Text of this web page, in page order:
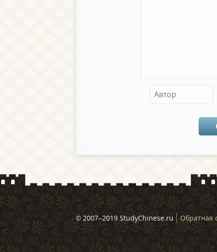
© 2007–2019 StudyChinese.ru Обратная